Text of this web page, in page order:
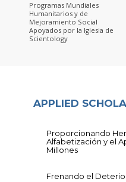
Programas Mundiales
Humanitarios y de
Mejoramiento Social
Apoyados por la Iglesia de
Scientology
APPLIED
Proporcionando
Alfabetización y el
Millones
Frenando el